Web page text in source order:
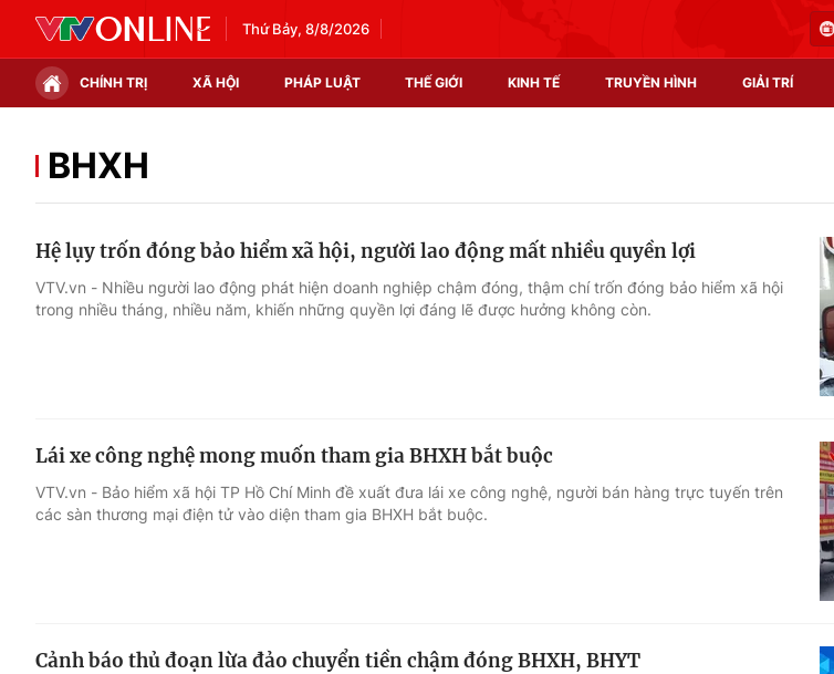
Thứ Bảy, 8/8/2026
CHÍNH TRỊ XÃ HỘI PHÁP LUẬT THẾ GIỚI KINH TẾ TRUYỀN HÌNH GIẢI TRÍ
Chính trị
Thế giới đó đây
Thị trường
Hậu trường
Điện ảnh
Du lịch
BHXH
Hệ lụy trốn đóng bảo hiểm xã hội, người lao động mất nhiều quyền lợi
VTV.vn - Nhiều người lao động phát hiện doanh nghiệp chậm đóng, thậm chí trốn đóng bảo hiểm xã hội
trong nhiều tháng, nhiều năm, khiến những quyền lợi đáng lẽ được hưởng không còn.
Lái xe công nghệ mong muốn tham gia BHXH bắt buộc
VTV.vn - Bảo hiểm xã hội TP Hồ Chí Minh đề xuất đưa lái xe công nghệ, người bán hàng trực tuyến trên
các sàn thương mại điện tử vào diện tham gia BHXH bắt buộc.
Cảnh báo thủ đoạn lừa đảo chuyển tiền chậm đóng BHXH, BHYT